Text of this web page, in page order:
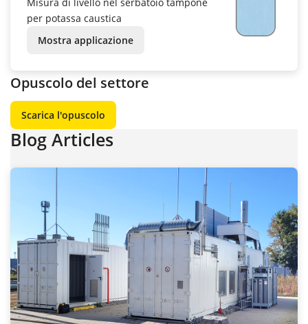
per potassa caustica
Mostra applicazione
Opuscolo del settore
Scarica l'opuscolo
Blog Articles